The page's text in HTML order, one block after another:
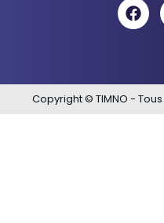
Copyright © TIMNO -